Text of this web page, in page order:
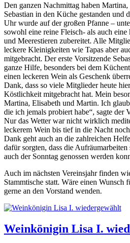
Den ganzen Nachmittag haben
Sebastian in den Küche gestanden und
Uhr wurde auf der großen Pfanne –
sowohl eine reine Fleisch- als auch eine
und Meerestieren zubereitet. Alle
leckere Kleinigkeiten wie Tapas aber
mitgebracht. Der erste Vorsitzende
ganze Hilfe, besonders bei dem
einen leckeren Wein als Geschenk
Dank, dass so viele Mitglieder heute
Köstlichkeit mitgebracht hat. Mein
Martina, Elisabeth und Martin. Ich
die ich jemals probiert habe“, sagte der
Nur das Wetter war nicht wirklich
leckerem Wein bis tief in die Nacht
Dank geht auch an die zahlreichen
dafür sorgten, dass die
auch der Sonntag genossen werden
Auch im nächsten Vereinsjahr finden
Stammtische statt. Wäre einen Wunsch
gerne an den Vorstand wenden.
Weinkönigin Lisa I.